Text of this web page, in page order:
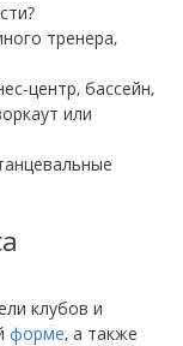
тренера,
центр, бассейн,
или
клубов и
форме, а также